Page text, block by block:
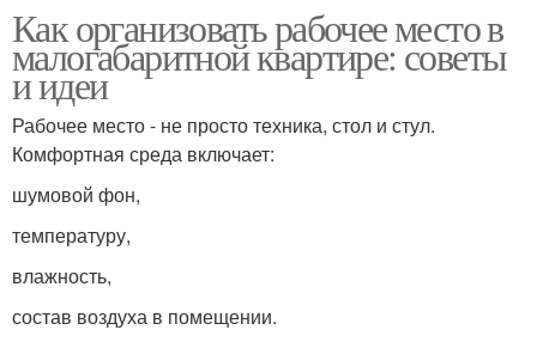
Как организовать рабочее место в
малогабаритной квартире: советы
и идеи
Рабочее место - не просто техника, стол и стул.
Комфортная среда включает:
шумовой фон,
температуру,
влажность,
состав воздуха в помещении.